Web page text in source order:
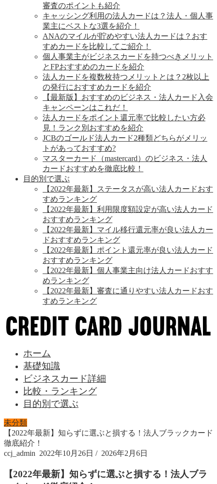
審査のポイントも紹介
キャッシング利用の法人カードは？法人・個人事
業主にベストな3選を紹介！
ANAのマイルが貯めやすい法人カードは？おす
すめカードを比較してご紹介！
個人事業主がビジネスカードを持つべきメリット
とFPおすすめのカードを紹介
法人カードを複数枚持つメリットとは？2枚以上
の発行におすすめカードを紹介
【最新版】おすすめのビジネス・法人カード入会
キャンペーンはこれだ！
法人カードをポイント還元率で比較したい方必
見！ランク別おすすめを紹介
JCBのゴールド法人カード2種類どちらがメリッ
トがあっておすすめ?
マスターカード（mastercard）のビジネス・法人
カードおすすめを徹底比較！
目的別で選ぶ
【2022年最新】ステータスが高い法人カードおす
すめランキング
【2022年最新】利用限度額設定が高い法人カード
おすすめランキング
【2022年最新】マイル移行還元率が良い法人カー
ドおすすめランキング
【2022年最新】ポイント還元率が良い法人カード
おすすめランキング
【2022年最新】個人事業主向け法人カードおすす
めランキング
【2022年最新】審査に通りやすい法人カードおす
すめランキング
ホーム
基礎知識
ビジネスカード詳細
比較・ランキング
目的別で選ぶ
未分類
【2022年最新】知らずに選ぶと損する！法人ブラックカード
徹底紹介！
ccj_admin 2022年10月26日 / 2026年2月6日
【2022年最新】知らずに選ぶと損する！法人ブラ